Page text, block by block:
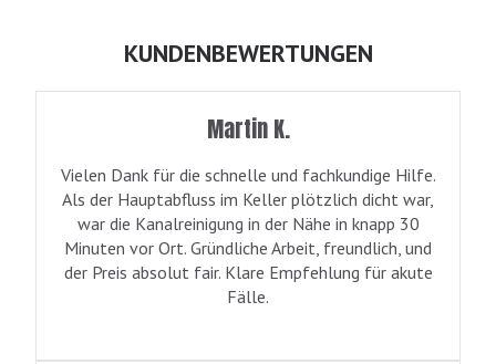
KUNDENBEWERTUNGEN
Martin K.
Vielen Dank für die schnelle und fachkundige Hilfe.
Als der Hauptabfluss im Keller plötzlich dicht war,
war die Kanalreinigung in der Nähe in knapp 30
Minuten vor Ort. Gründliche Arbeit, freundlich, und
der Preis absolut fair. Klare Empfehlung für akute
Fälle.